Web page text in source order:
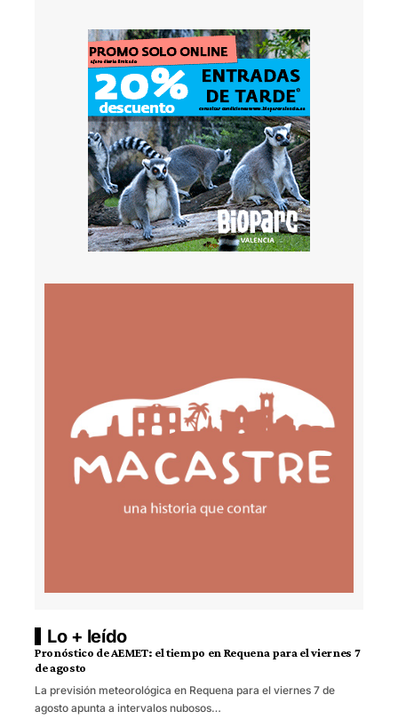
Lo + leído
Pronóstico de AEMET: el tiempo en Requena para el viernes 7
de agosto
La previsión meteorológica en Requena para el viernes 7 de
agosto apunta a intervalos nubosos…